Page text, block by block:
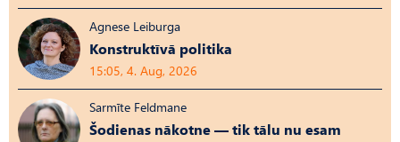
Agnese Leiburga
Konstruktīvā politika
15:05, 4. Aug, 2026
Sarmīte Feldmane
Šodienas nākotne — tik tālu nu esam